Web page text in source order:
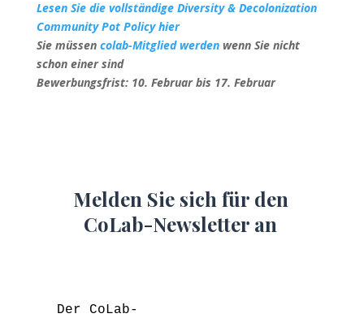
Lesen Sie die vollständige Diversity & Decolonization
Community Pot Policy hier
Sie müssen colab-Mitglied werdenwenn Sie nicht
schon einer sind
Bewerbungsfrist: 10. Februar bis 17. Februar
Melden Sie sich für den
CoLab-Newsletter an
Der CoLab-